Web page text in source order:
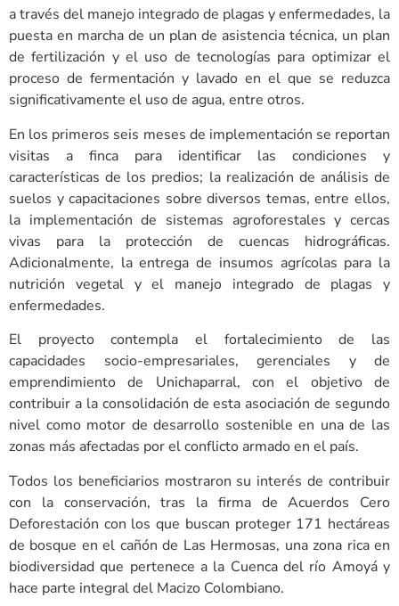
a través del manejo integrado de plagas y enfermedades, la
puesta en marcha de un plan de asistencia técnica, un plan
de fertilización y el uso de tecnologías para optimizar el
proceso de fermentación y lavado en el que se reduzca
significativamente el uso de agua, entre otros.
En los primeros seis meses de implementación se reportan
visitas a finca para identificar las condiciones y
características de los predios; la realización de análisis de
suelos y capacitaciones sobre diversos temas, entre ellos,
la implementación de sistemas agroforestales y cercas
vivas para la protección de cuencas hidrográficas.
Adicionalmente, la entrega de insumos agrícolas para la
nutrición vegetal y el manejo integrado de plagas y
enfermedades.
El proyecto contempla el fortalecimiento de las
capacidades socio-empresariales, gerenciales y de
emprendimiento de Unichaparral, con el objetivo de
contribuir a la consolidación de esta asociación de segundo
nivel como motor de desarrollo sostenible en una de las
zonas más afectadas por el conflicto armado en el país.
Todos los beneficiarios mostraron su interés de contribuir
con la conservación, tras la firma de Acuerdos Cero
Deforestación con los que buscan proteger 171 hectáreas
de bosque en el cañón de Las Hermosas, una zona rica en
biodiversidad que pertenece a la Cuenca del río Amoyá y
hace parte integral del Macizo Colombiano.